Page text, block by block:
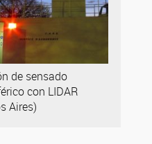
de sensado
con LIDAR
Aires)